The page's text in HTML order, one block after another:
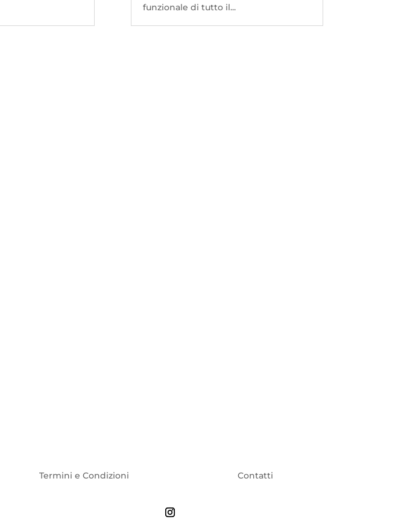
funzionale di tutto il...
Termini e Condizioni Contatti